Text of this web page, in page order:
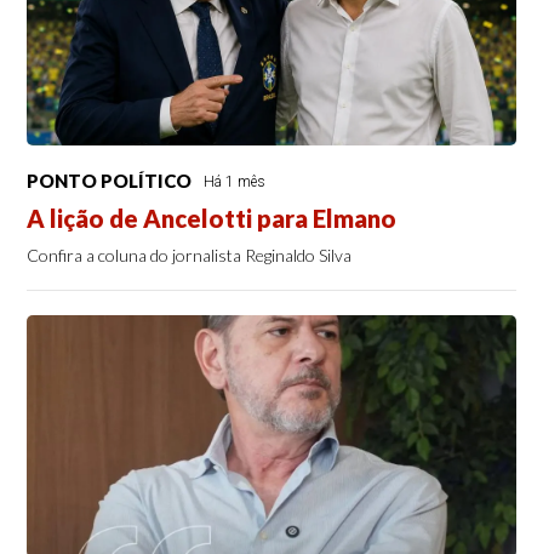
PONTO POLÍTICO Há 1 mês
A lição de Ancelotti para Elmano
Confira a coluna do jornalista Reginaldo Silva